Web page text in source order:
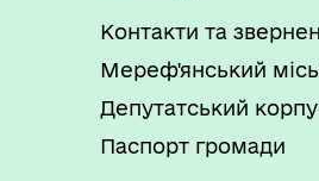
Контакти та
Мереф'янський
Депутатський
Паспорт громади